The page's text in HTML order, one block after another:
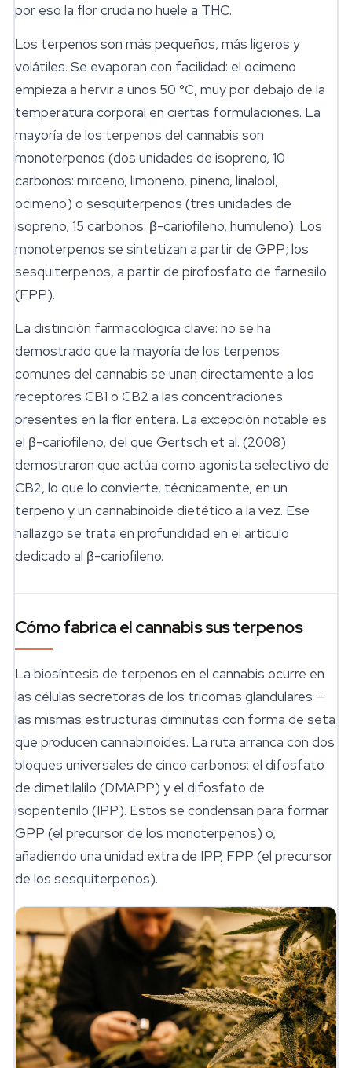
por eso la flor cruda no huele a THC.
Los terpenos son más pequeños, más ligeros y
volátiles. Se evaporan con facilidad: el ocimeno
empieza a hervir a unos 50 °C, muy por debajo de la
temperatura corporal en ciertas formulaciones. La
mayoría de los terpenos del cannabis son
monoterpenos (dos unidades de isopreno, 10
carbonos: mirceno, limoneno, pineno, linalool,
ocimeno) o sesquiterpenos (tres unidades de
isopreno, 15 carbonos: β-cariofileno, humuleno). Los
monoterpenos se sintetizan a partir de GPP; los
sesquiterpenos, a partir de pirofosfato de farnesilo
(FPP).
La distinción farmacológica clave: no se ha
demostrado que la mayoría de los terpenos
comunes del cannabis se unan directamente a los
receptores CB1 o CB2 a las concentraciones
presentes en la flor entera. La excepción notable es
el β-cariofileno, del que Gertsch et al. (2008)
demostraron que actúa como agonista selectivo de
CB2, lo que lo convierte, técnicamente, en un
terpeno y un cannabinoide dietético a la vez. Ese
hallazgo se trata en profundidad en el artículo
dedicado al β-cariofileno.
Cómo fabrica el cannabis sus terpenos
La biosíntesis de terpenos en el cannabis ocurre en
las células secretoras de los tricomas glandulares —
las mismas estructuras diminutas con forma de seta
que producen cannabinoides. La ruta arranca con dos
bloques universales de cinco carbonos: el difosfato
de dimetilalilo (DMAPP) y el difosfato de
isopentenilo (IPP). Estos se condensan para formar
GPP (el precursor de los monoterpenos) o,
añadiendo una unidad extra de IPP, FPP (el precursor
de los sesquiterpenos).